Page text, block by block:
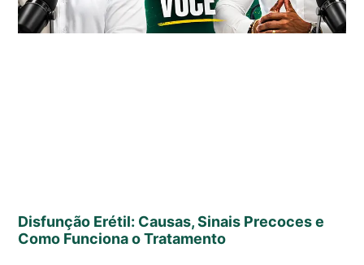
Disfunção Erétil: Causas, Sinais Precoces e
Como Funciona o Tratamento